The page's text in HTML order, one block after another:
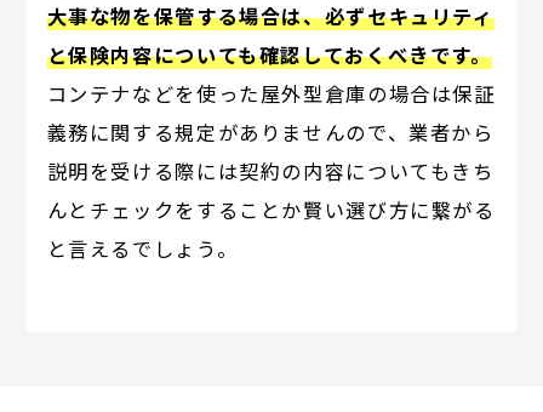
大事な物を保管する場合は、必ずセキュリティ
と保険内容についても確認しておくべきです。
コンテナなどを使った屋外型倉庫の場合は保証
義務に関する規定がありませんので、業者から
説明を受ける際には契約の内容についてもきち
んとチェックをすることか賢い選び方に繋がる
と言えるでしょう。